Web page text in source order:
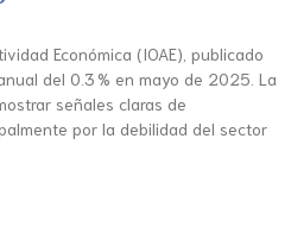
Económica (IOAE), publicado
del 0.3 % en mayo de 2025. La
señales claras de
por la debilidad del sector